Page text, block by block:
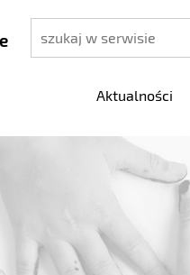
szukaj
Aktualności